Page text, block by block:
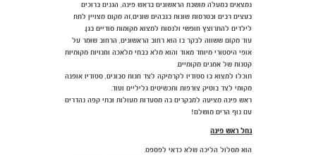
נמצאים במעלה מושבת הראשונים בראש פינה, הגנים ברוכים
בעצים רבים ובטרסות שונות בגבהים שונים,זה מקום מצויין לתת
לילדים להתרוצץ חופשי ולנסות למצוא מקומות סודיים בגן.
עוד מקום ששווה לבקר בו הוא רחוב הראשונים, הרחוב שומר על
אופי היסטורי מיוחד מאוד והוא מלא בבתי מלאכה וחנויות מקומיות
קטנות של אמנים מקומיים.
תוכלו למצוא בו סטודיו לקרמיקה לצד חנות סבונים, סטודיו אופנה
מקומי לצד בוטיק צורפות ותכשיטים גליליים ועוד.
ראש פינה מציעה למבקרים בה מסעדות מעולות ובתי קפה נהדרים
עם נוף הרים מושלם!
נחל ראש פינה
הוא מסלול הליכה שלא כדאי לפספס.